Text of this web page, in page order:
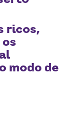
ricos,
modo de